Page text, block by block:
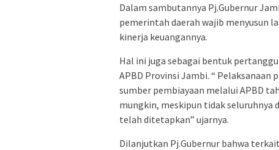
Dalam sambutannya Pj.Gubernur
pemerintah daerah wajib menyusun
kinerja keuangannya.
Hal ini juga sebagai bentuk
APBD Provinsi Jambi. “ Pelaksanaan
sumber pembiayaan melalui APBD
mungkin, meskipun tidak seluruhnya
telah ditetapkan” ujarnya.
Dilanjutkan Pj.Gubernur bahwa